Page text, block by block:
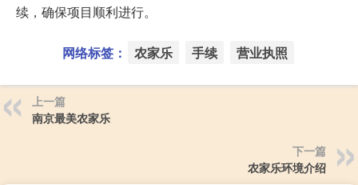
续，确保项目顺利进行。
网络标签： 农家乐 手续 营业执照
上一篇
南京最美农家乐
下一篇
农家乐环境介绍